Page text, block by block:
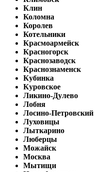
Клин
Коломна
Королев
Котельники
Красмоармейск
Красногорск
Краснозаводск
Краснознаменск
Кубинка
Куровское
Ликино-Дулево
Лобня
Лосино-Петровский
Луховицы
Лыткарино
Люберцы
Можайск
Москва
Мытищи